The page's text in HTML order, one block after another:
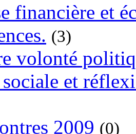
financière et
(3)
volonté
et
2009 (0)